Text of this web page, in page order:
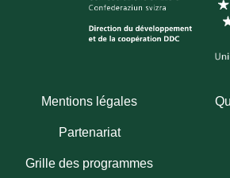
Mentions légales
Partenariat
Grille des programmes